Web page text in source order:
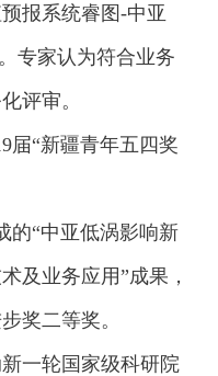
报系统睿图-中亚
专家认为符合业务
评审。
届“新疆青年五四奖
的“中亚低涡影响新
及业务应用”成果，
奖二等奖。
一轮国家级科研院